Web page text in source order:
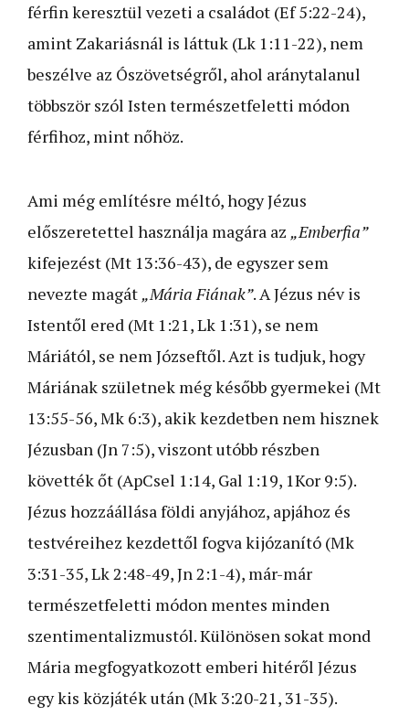
férfin keresztül vezeti a családot (Ef 5:22-24),
amint Zakariásnál is láttuk (Lk 1:11-22), nem
beszélve az Ószövetségről, ahol aránytalanul
többször szól Isten természetfeletti módon
férfihoz, mint nőhöz.
Ami még említésre méltó, hogy Jézus
előszeretettel használja magára az „Emberfia”
kifejezést (Mt 13:36-43), de egyszer sem
nevezte magát„Mária Fiának”. A Jézus név is
Istentől ered (Mt 1:21, Lk 1:31), se nem
Máriától, se nem Józseftől. Azt is tudjuk, hogy
Máriának születnek még később gyermekei (Mt
13:55-56, Mk 6:3), akik kezdetben nem hisznek
Jézusban (Jn 7:5), viszont utóbb részben
követték őt (ApCsel 1:14, Gal 1:19, 1Kor 9:5).
Jézus hozzáállása földi anyjához, apjához és
testvéreihez kezdettől fogva kijózanító (Mk
3:31-35, Lk 2:48-49, Jn 2:1-4), már-már
természetfeletti módon mentes minden
szentimentalizmustól. Különösen sokat mond
Mária megfogyatkozott emberi hitéről Jézus
egy kis közjáték után (Mk 3:2­0-21, 31-35).